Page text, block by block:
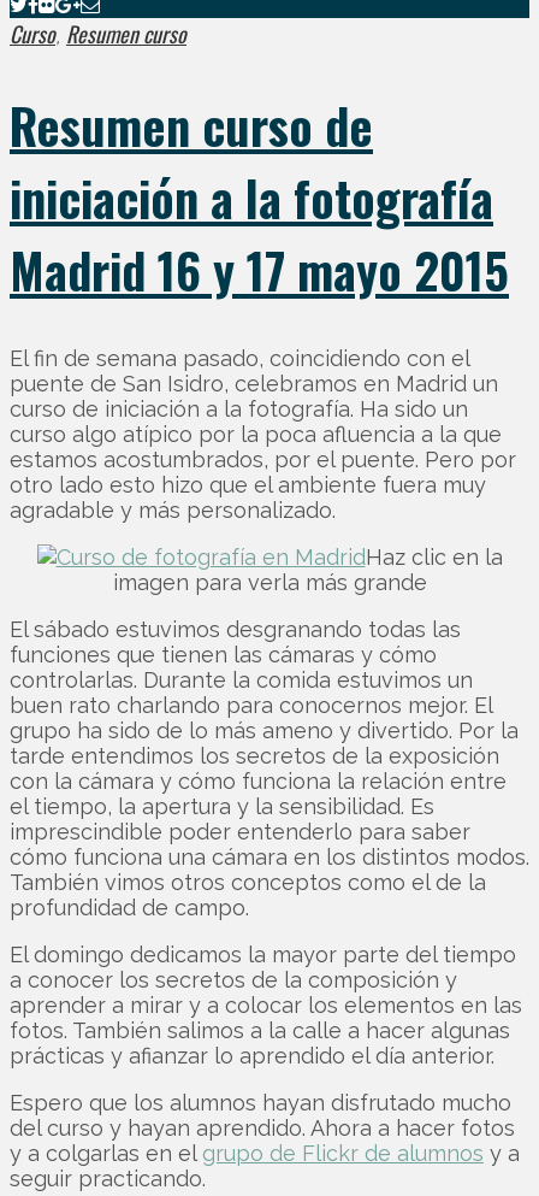
Curso, Resumen curso
Resumen curso de
iniciación a la fotografía
Madrid 16 y 17 mayo 2015
El fin de semana pasado, coincidiendo con el
puente de San Isidro, celebramos en Madrid un
curso de iniciación a la fotografía. Ha sido un
curso algo atípico por la poca afluencia a la que
estamos acostumbrados, por el puente. Pero por
otro lado esto hizo que el ambiente fuera muy
agradable y más personalizado.
Haz clic en la
imagen para verla más grande
El sábado estuvimos desgranando todas las
funciones que tienen las cámaras y cómo
controlarlas. Durante la comida estuvimos un
buen rato charlando para conocernos mejor. El
grupo ha sido de lo más ameno y divertido. Por la
tarde entendimos los secretos de la exposición
con la cámara y cómo funciona la relación entre
el tiempo, la apertura y la sensibilidad. Es
imprescindible poder entenderlo para saber
cómo funciona una cámara en los distintos modos.
También vimos otros conceptos como el de la
profundidad de campo.
El domingo dedicamos la mayor parte del tiempo
a conocer los secretos de la composición y
aprender a mirar y a colocar los elementos en las
fotos. También salimos a la calle a hacer algunas
prácticas y afianzar lo aprendido el día anterior.
Espero que los alumnos hayan disfrutado mucho
del curso y hayan aprendido. Ahora a hacer fotos
y a colgarlas en elgrupo de Flickr de alumnos y a
seguir practicando.